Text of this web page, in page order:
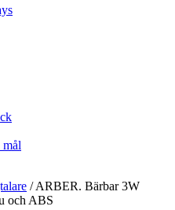
/ARBER. Bärbar 3W
och ABS